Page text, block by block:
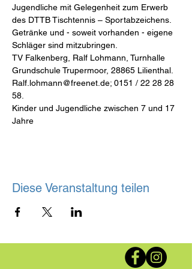
Jugendliche mit Gelegenheit zum Erwerb
des DTTB Tischtennis – Sportabzeichens.
Getränke und - soweit vorhanden - eigene
Schläger sind mitzubringen.
TV Falkenberg, Ralf Lohmann, Turnhalle
Grundschule Trupermoor, 28865 Lilienthal.
Ralf.lohmann@freenet.de; 0151 / 22 28 28
58.
Kinder und Jugendliche zwischen 7 und 17
Jahre
Diese Veranstaltung teilen